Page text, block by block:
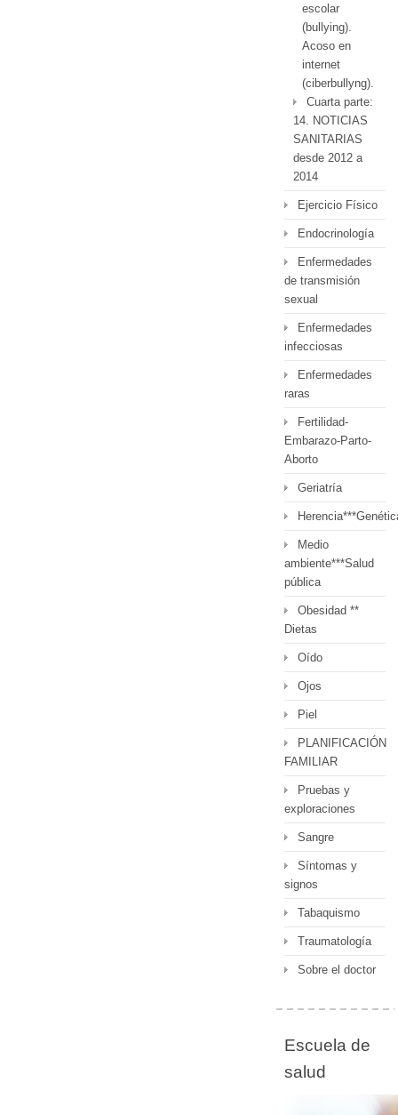
escolar
(bullying).
Acoso en
internet
(ciberbullyng).
Cuarta parte:
14. NOTICIAS
SANITARIAS
desde 2012 a
2014
Ejercicio Físico
Endocrinología
Enfermedades
de transmisión
sexual
Enfermedades
infecciosas
Enfermedades
raras
Fertilidad-
Embarazo-Parto-
Aborto
Geriatría
Medio
ambiente***Salud
pública
Obesidad **
Dietas
Oído
Ojos
Piel
PLANIFICACIÓN
FAMILIAR
Pruebas y
exploraciones
Sangre
Síntomas y
signos
Tabaquismo
Traumatología
Sobre el doctor
Escuela de
salud